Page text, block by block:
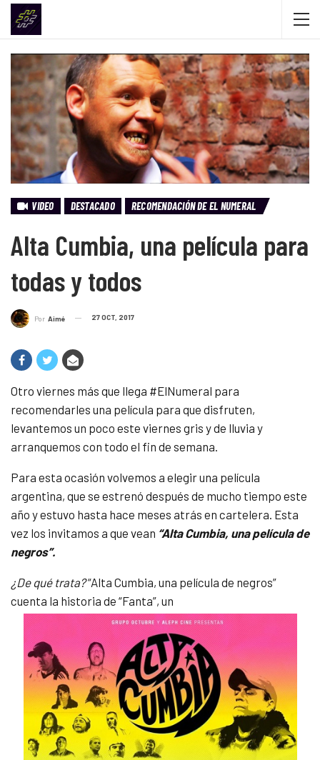
VIDEO DESTACADO RECOMENDACIÓN DE EL NUMERAL
Alta Cumbia, una película para
todas y todos
Por Aimé 27 OCT, 2017
Otro viernes más que llega #ElNumeral para
recomendarles una película para que disfruten,
levantemos un poco este viernes gris y de lluvia y
arranquemos con todo el fin de semana.
Para esta ocasión volvemos a elegir una película
argentina, que se estrenó después de mucho tiempo este
año y estuvo hasta hace meses atrás en cartelera. Esta
vez los invitamos a que vean “Alta Cumbia, una película de
negros”.
¿De qué trata?“Alta Cumbia, una película de negros”
cuenta la historia de “Fanta”, un